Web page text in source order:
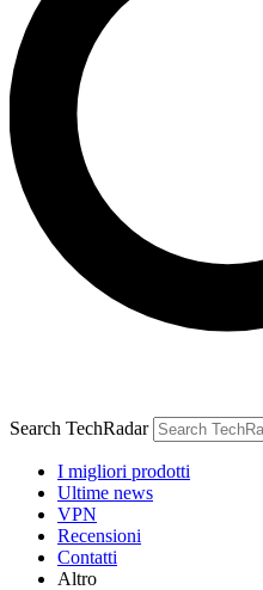
Search TechRadar
I migliori prodotti
Ultime news
VPN
Recensioni
Contatti
Altro